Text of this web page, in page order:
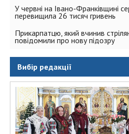
У червні на Івано-Франківщині
перевищила 26 тисяч гривень
Прикарпатцю, який вчинив
повідомили про нову підозру
Вибір редакції